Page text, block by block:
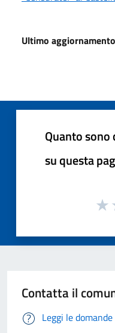
Ultimo aggiornamento
Quanto
su questa
Contatta il
Leggi le